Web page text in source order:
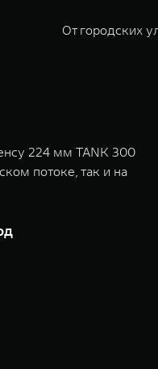
От городских
224 мм TANK 300
потоке, так и на